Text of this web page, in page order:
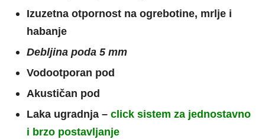
Izuzetna otpornost na ogrebotine, mrlje i
habanje
Debljina poda 5 mm
Vodootporan pod
Akustičan pod
Laka ugradnja – click sistem za jednostavno
i brzo postavljanje